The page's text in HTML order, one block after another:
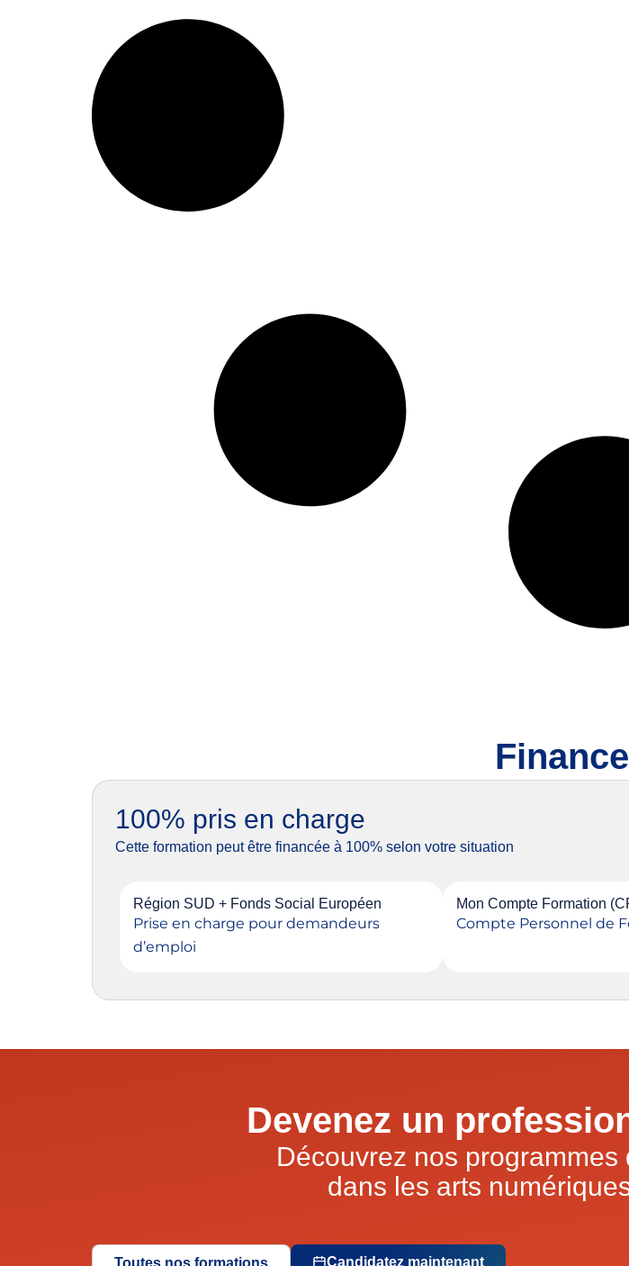
100% pris en charge
Cette formation peut être financée à 100% selon votre situation
Région SUD + Fonds Social Européen
Prise en charge pour demandeurs
d’emploi
Mon Compte Formation
Compte Personnel de
Devenez un
Découvrez nos
dans les arts
Toutes nos formations Candidatez maintenant